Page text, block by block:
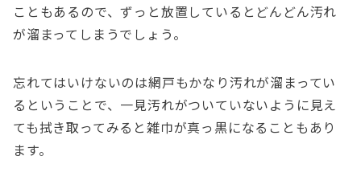
こともあるので、ずっと放置しているとどんどん汚れ
が溜まってしまうでしょう。
忘れてはいけないのは網戸もかなり汚れが溜まってい
るということで、一見汚れがついていないように見え
ても拭き取ってみると雑巾が真っ黒になることもあり
ます。